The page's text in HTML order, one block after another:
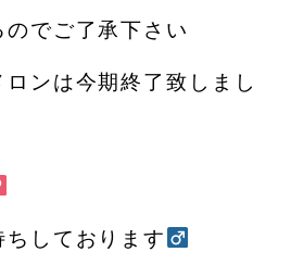
のでご了承下さい
ンは今期終了致しまし
しております‍